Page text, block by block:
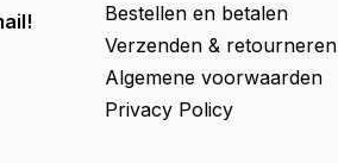
Bestellen en betalen
Verzenden & retourneren
Algemene voorwaarden
Privacy Policy